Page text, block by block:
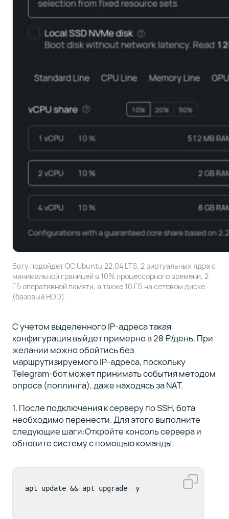
Боту подойдет ОС Ubuntu 22.04 LTS, 2 виртуальных ядра с
минимальной границей в 10% процессорного времени, 2
ГБ оперативной памяти, а также 10 ГБ на сетевом диске
(базовый HDD).
С учетом выделенного IP-адреса такая
конфигурация выйдет примерно в 28 ₽/день. При
желании можно обойтись без
маршрутизируемого IP-адреса, поскольку
Telegram-бот может принимать события методом
опроса (поллинга), даже находясь за NAT.
1. После подключения к серверу по SSH, бота
необходимо перенести. Для этого выполните
следующие шаги:Откройте консоль сервера и
обновите систему с помощью команды:
apt update && apt upgrade -y